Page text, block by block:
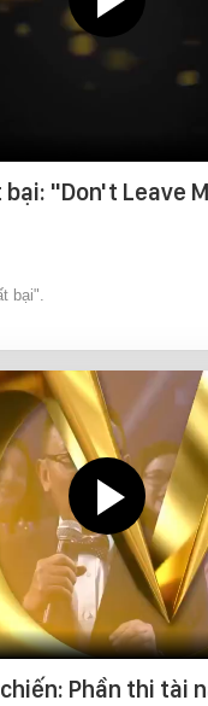
bại: "Don't Leave
bại".
Phần thi tài